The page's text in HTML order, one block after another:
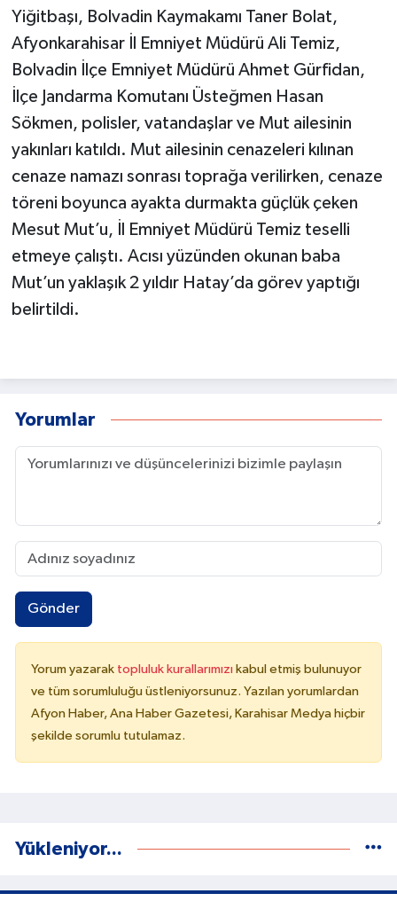
Yiğitbaşı, Bolvadin Kaymakamı Taner Bolat,
Afyonkarahisar İl Emniyet Müdürü Ali Temiz,
Bolvadin İlçe Emniyet Müdürü Ahmet Gürfidan,
İlçe Jandarma Komutanı Üsteğmen Hasan
Sökmen, polisler, vatandaşlar ve Mut ailesinin
yakınları katıldı. Mut ailesinin cenazeleri kılınan
cenaze namazı sonrası toprağa verilirken, cenaze
töreni boyunca ayakta durmakta güçlük çeken
Mesut Mut’u, İl Emniyet Müdürü Temiz teselli
etmeye çalıştı. Acısı yüzünden okunan baba
Mut’un yaklaşık 2 yıldır Hatay’da görev yaptığı
belirtildi.
Yorumlar
Gönder
Yorum yazarak topluluk kurallarımızı kabul etmiş bulunuyor
ve tüm sorumluluğu üstleniyorsunuz. Yazılan yorumlardan
Afyon Haber, Ana Haber Gazetesi, Karahisar Medya hiçbir
şekilde sorumlu tutulamaz.
Yükleniyor...